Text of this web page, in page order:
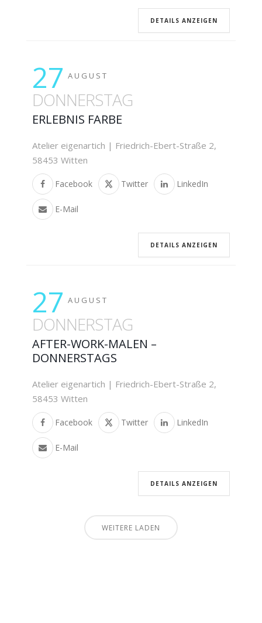
DETAILS ANZEIGEN
27 AUGUST
DONNERSTAG
ERLEBNIS FARBE
Atelier eigenartich | Friedrich-Ebert-Straße 2,
58453 Witten
Facebook Twitter LinkedIn
E-Mail
DETAILS ANZEIGEN
27 AUGUST
DONNERSTAG
AFTER-WORK-MALEN –
DONNERSTAGS
Atelier eigenartich | Friedrich-Ebert-Straße 2,
58453 Witten
Facebook Twitter LinkedIn
E-Mail
DETAILS ANZEIGEN
WEITERE LADEN